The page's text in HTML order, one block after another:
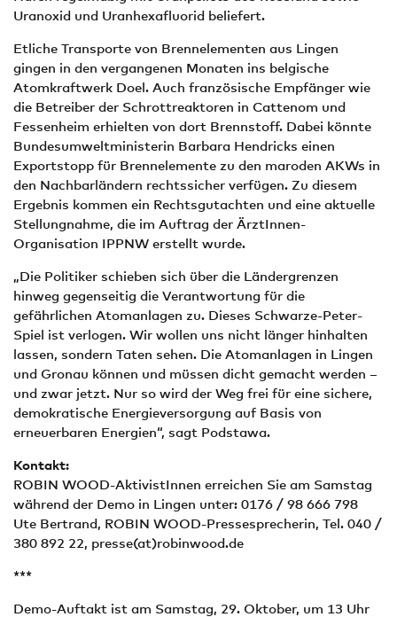
Uranoxid und Uranhexafluorid beliefert.
Etliche Transporte von Brennelementen aus Lingen
gingen in den vergangenen Monaten ins belgische
Atomkraftwerk Doel. Auch französische Empfänger wie
die Betreiber der Schrottreaktoren in Cattenom und
Fessenheim erhielten von dort Brennstoff. Dabei könnte
Bundesumweltministerin Barbara Hendricks einen
Exportstopp für Brennelemente zu den maroden AKWs in
den Nachbarländern rechtssicher verfügen. Zu diesem
Ergebnis kommen ein Rechtsgutachten und eine aktuelle
Stellungnahme, die im Auftrag der ÄrztInnen-
Organisation IPPNW erstellt wurde.
„Die Politiker schieben sich über die Ländergrenzen
hinweg gegenseitig die Verantwortung für die
gefährlichen Atomanlagen zu. Dieses Schwarze-Peter-
Spiel ist verlogen. Wir wollen uns nicht länger hinhalten
lassen, sondern Taten sehen. Die Atomanlagen in Lingen
und Gronau können und müssen dicht gemacht werden –
und zwar jetzt. Nur so wird der Weg frei für eine sichere,
demokratische Energieversorgung auf Basis von
erneuerbaren Energien“, sagt Podstawa.
Kontakt:
ROBIN WOOD-AktivistInnen erreichen Sie am Samstag
während der Demo in Lingen unter: 0176 / 98 666 798
Ute Bertrand, ROBIN WOOD-Pressesprecherin, Tel. 040 /
380 892 22, presse(at)robinwood.de
***
Demo-Auftakt ist am Samstag, 29. Oktober, um 13 Uhr